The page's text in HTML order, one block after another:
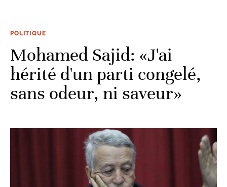
POLITIQUE
Mohamed Sajid: «J'ai
hérité d'un parti congelé,
sans odeur, ni saveur»